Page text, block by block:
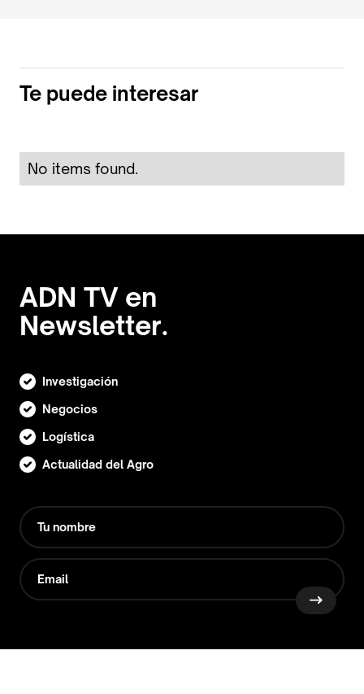
Te puede interesar
No items found.
ADN TV en
Newsletter.
Investigación
Negocios
Logística
Actualidad del Agro